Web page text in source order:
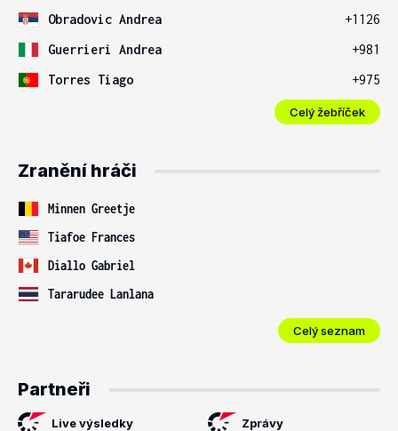
Obradovic Andrea
+1126
Guerrieri Andrea
+981
Torres Tiago
+975
Celý žebříček
Zranění hráči
Minnen Greetje
Tiafoe Frances
Diallo Gabriel
Tararudee Lanlana
Celý seznam
Partneři
Live výsledky Zprávy